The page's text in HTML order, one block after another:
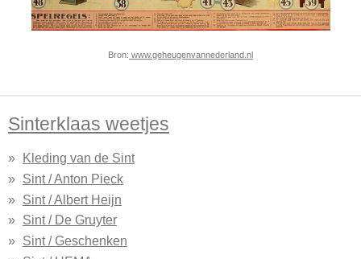
Bron: www.geheugenvannederland.nl
Sinterklaas weetjes
Kleding van de Sint
Sint / Anton Pieck
Sint / Albert Heijn
Sint / De Gruyter
Sint / Geschenken